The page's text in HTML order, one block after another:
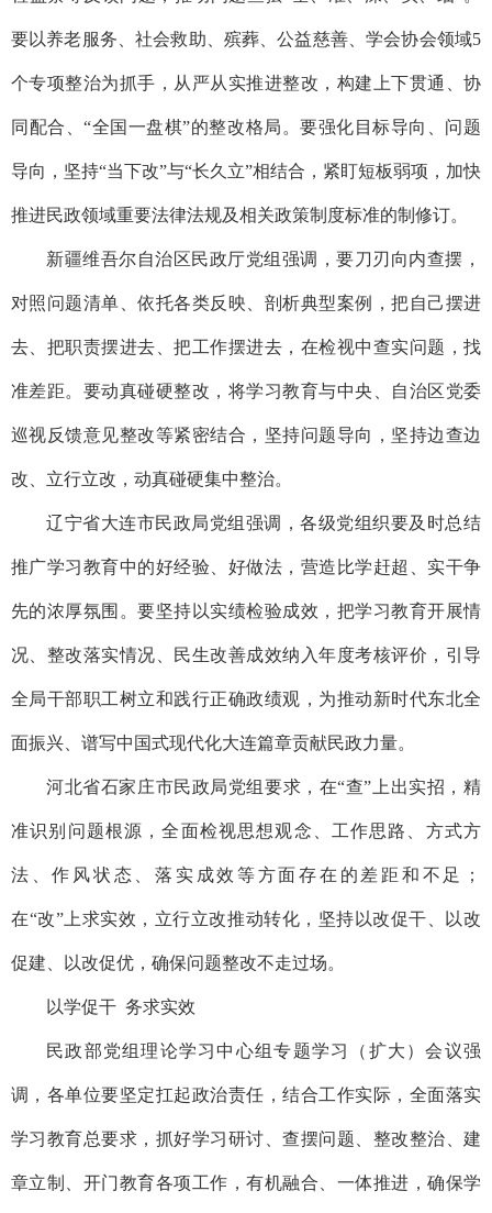
要以养老服务、社会救助、殡葬、公益慈善、学会协会领域5
个专项整治为抓手，从严从实推进整改，构建上下贯通、协
同配合、“全国一盘棋”的整改格局。要强化目标导向、问题
导向，坚持“当下改”与“长久立”相结合，紧盯短板弱项，加快
推进民政领域重要法律法规及相关政策制度标准的制修订。
新疆维吾尔自治区民政厅党组强调，要刀刃向内查摆，
对照问题清单、依托各类反映、剖析典型案例，把自己摆进
去、把职责摆进去、把工作摆进去，在检视中查实问题，找
准差距。要动真碰硬整改，将学习教育与中央、自治区党委
巡视反馈意见整改等紧密结合，坚持问题导向，坚持边查边
改、立行立改，动真碰硬集中整治。
辽宁省大连市民政局党组强调，各级党组织要及时总结
推广学习教育中的好经验、好做法，营造比学赶超、实干争
先的浓厚氛围。要坚持以实绩检验成效，把学习教育开展情
况、整改落实情况、民生改善成效纳入年度考核评价，引导
全局干部职工树立和践行正确政绩观，为推动新时代东北全
面振兴、谱写中国式现代化大连篇章贡献民政力量。
河北省石家庄市民政局党组要求，在“查”上出实招，精
准识别问题根源，全面检视思想观念、工作思路、方式方
法、作风状态、落实成效等方面存在的差距和不足；
在“改”上求实效，立行立改推动转化，坚持以改促干、以改
促建、以改促优，确保问题整改不走过场。
以学促干 务求实效
民政部党组理论学习中心组专题学习（扩大）会议强
调，各单位要坚定扛起政治责任，结合工作实际，全面落实
学习教育总要求，抓好学习研讨、查摆问题、整改整治、建
章立制、开门教育各项工作，有机融合、一体推进，确保学